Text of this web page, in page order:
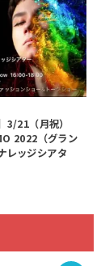
3/21（月祝）
2022（グラン
レッジシアタ